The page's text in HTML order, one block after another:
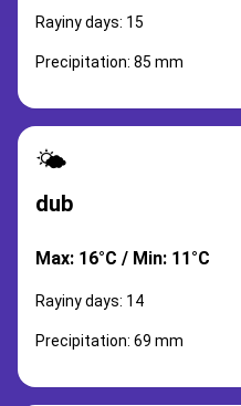
Rayiny days: 15
Precipitation: 85 mm
🌤️
dub
Max: 16°C / Min: 11°C
Rayiny days: 14
Precipitation: 69 mm